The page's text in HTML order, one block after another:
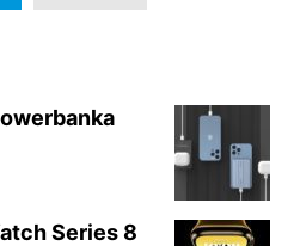
Series 8